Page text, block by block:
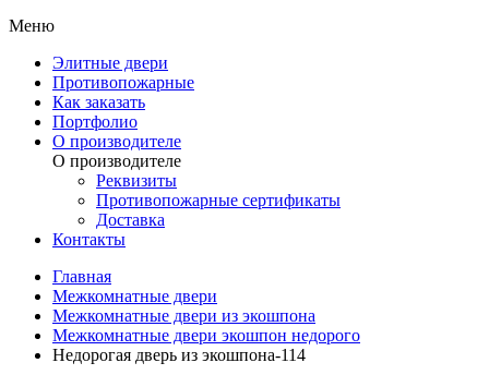
Меню
Элитные двери
Противопожарные
Как заказать
Портфолио
О производителе
О производителе
Реквизиты
Противопожарные сертификаты
Доставка
Контакты
Главная
Межкомнатные двери
Межкомнатные двери из экошпона
Межкомнатные двери экошпон недорого
Недорогая дверь из экошпона-114